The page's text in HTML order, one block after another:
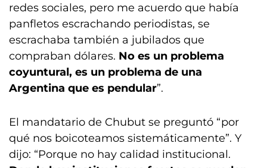
redes sociales, pero me acuerdo que había
panfletos escrachando periodistas, se
escrachaba también a jubilados que
compraban dólares. No es un problema
coyuntural, es un problema de una
Argentina que es pendular”.
El mandatario de Chubut se preguntó “por
qué nos boicoteamos sistemáticamente”. Y
dijo: “Porque no hay calidad institucional.